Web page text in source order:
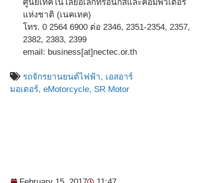
ศูนย์เทคโนโลยีอิเล็กทรอนิกส์และคอมพิวเตอร์
แห่งชาติ (เนคเทค)
โทร. 0 2564 6900 ต่อ 2346, 2351-2354, 2357,
2382, 2383, 2399
email: business[at]nectec.or.th
รถจักรยานยนต์ไฟฟ้า, เอสอาร์
มอเตอร์, eMotorcycle, SR Motor